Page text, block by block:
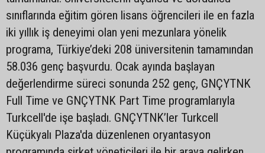
sınıflarında eğitim gören lisans öğrencileri ile en fazla
iki yıllık iş deneyimi olan yeni mezunlara yönelik
programa, Türkiye’deki 208 üniversitenin tamamından
58.036 genç başvurdu. Ocak ayında başlayan
değerlendirme süreci sonunda 252 genç, GNÇYTNK
Full Time ve GNÇYTNK Part Time programlarıyla
Turkcell'de işe başladı. GNÇYTNK’ler Turkcell
Küçükyalı Plaza'da düzenlenen oryantasyon